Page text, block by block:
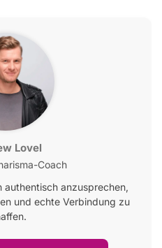
Lovel
Coach
authentisch anzusprechen,
und echte Verbindung zu